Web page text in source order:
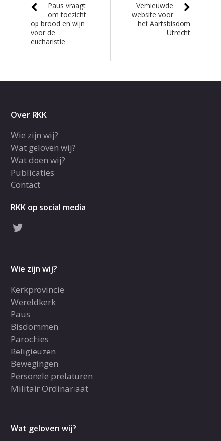
Paus vraagt
om toezicht
op brood en wijn
voor de
eucharistie
Vernieuwde
website voor
het Aartsbisdom
Utrecht
Over RKK
Wie zijn wij?
Wat geloven wij?
Wat doen wij?
Publicaties
Contact
RKK op social media
Wie zijn wij?
Kerkprovincie
Wereldkerk
Paus
Bisdommen
Parochies
Religieuzen
Bewegingen
Personele prelaturen
Militair Ordinariaat
Wat geloven wij?